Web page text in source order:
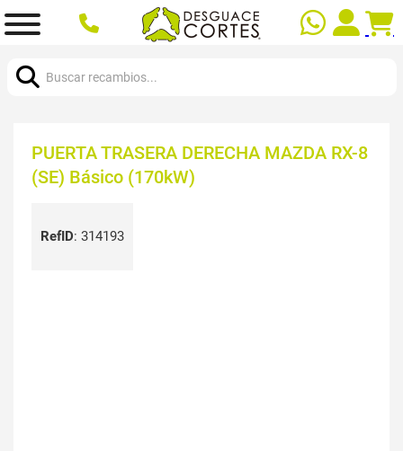
PUERTA TRASERA DERECHA MAZDA RX-8
(SE) Básico (170kW)
RefID: 314193